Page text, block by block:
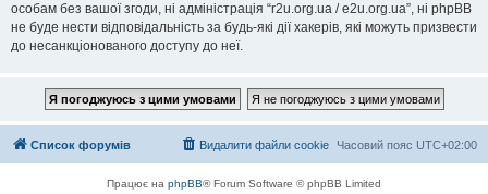
особам без вашої згоди, ні адміністрація “r2u.org.ua / e2u.org.ua”, ні phpBB
не буде нести відповідальність за будь-які дії хакерів, які можуть призвести
до несанкціонованого доступу до неї.
Список форумів Часовий пояс UTC+02:00
Видалити файли cookie
Працює на phpBB® Forum Software © phpBB Limited